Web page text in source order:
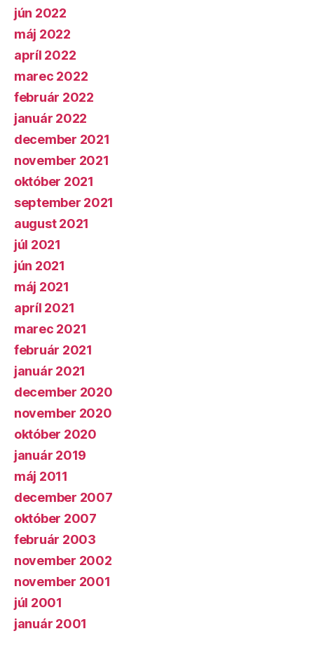
jún 2022
máj 2022
apríl 2022
marec 2022
február 2022
január 2022
december 2021
november 2021
október 2021
september 2021
august 2021
júl 2021
jún 2021
máj 2021
apríl 2021
marec 2021
február 2021
január 2021
december 2020
november 2020
október 2020
január 2019
máj 2011
december 2007
október 2007
február 2003
november 2002
november 2001
júl 2001
január 2001